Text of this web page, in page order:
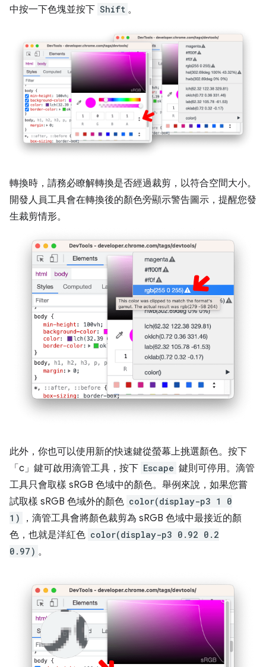
中按一下色塊並按下 Shift 。
轉換時，請務必瞭解轉換是否經過裁剪，以符合空間大小。
開發人員工具會在轉換後的顏色旁顯示警告圖示，提醒您發
生裁剪情形。
此外，你也可以使用新的快速鍵從螢幕上挑選顏色。按下
「c」鍵可啟用滴管工具，按下 Escape 鍵則可停用。滴管
工具只會取樣 sRGB 色域中的顏色。舉例來說，如果您嘗
試取樣 sRGB 色域外的顏色 color(display-p3 1 0
1)
，滴管工具會將顏色裁剪為 sRGB 色域中最接近的顏
色，也就是洋紅色 color(display-p3 0.92 0.2
0.97) 。